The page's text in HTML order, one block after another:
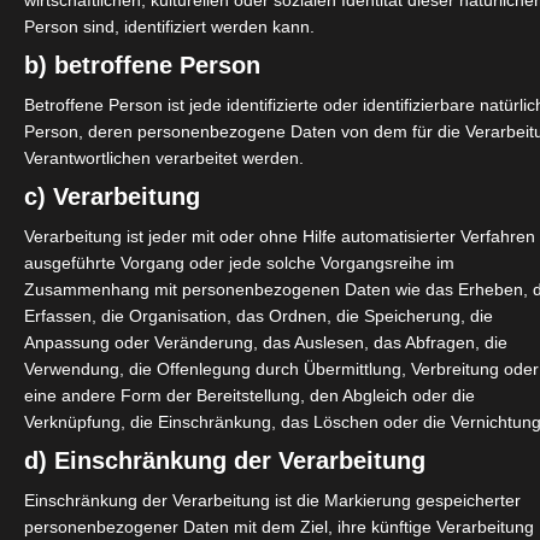
downloads.html
Person sind, identifiziert werden kann.
b) betroffene Person
Betroffene Person ist jede identifizierte oder identifizierbare
Person, deren personenbezogene Daten von dem für die
Verantwortlichen verarbeitet werden.
c) Verarbeitung
Verarbeitung ist jeder mit oder ohne Hilfe automatisierter Verfahren
ausgeführte Vorgang oder jede solche Vorgangsreihe im
Zusammenhang mit personenbezogenen Daten wie das Erheben,
Erfassen, die Organisation, das Ordnen, die Speicherung, die
Anpassung oder Veränderung, das Auslesen, das Abfragen, die
Verwendung, die Offenlegung durch Übermittlung, Verbreitung oder
eine andere Form der Bereitstellung, den Abgleich oder die
Verknüpfung, die Einschränkung, das Löschen oder die Vernichtung.
d) Einschränkung der Verarbeitung
Einschränkung der Verarbeitung ist die Markierung gespeicherter
personenbezogener Daten mit dem Ziel, ihre künftige Verarbeitung